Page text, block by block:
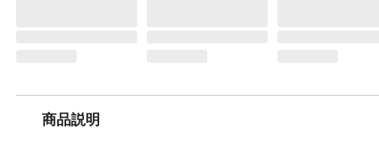
商品説明